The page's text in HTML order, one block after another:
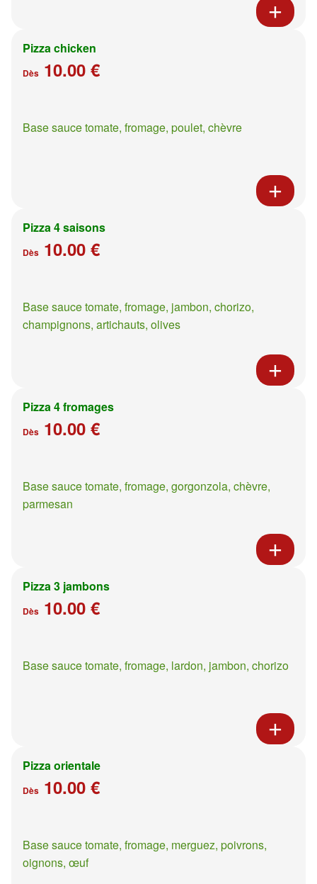
Pizza chicken
Dès 10.00 €
Base sauce tomate, fromage, poulet, chèvre
Pizza 4 saisons
Dès 10.00 €
Base sauce tomate, fromage, jambon, chorizo,
champignons, artichauts, olives
Pizza 4 fromages
Dès 10.00 €
Base sauce tomate, fromage, gorgonzola, chèvre,
parmesan
Pizza 3 jambons
Dès 10.00 €
Base sauce tomate, fromage, lardon, jambon, chorizo
Pizza orientale
Dès 10.00 €
Base sauce tomate, fromage, merguez, poivrons,
oignons, œuf